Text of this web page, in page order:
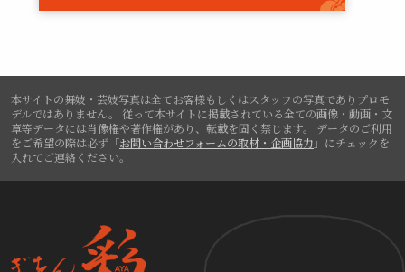
本サイトの舞妓・芸妓写真は全てお客様もしくはスタッフの写真でありプロモ
デルではありません。
従って本サイトに掲載されている全ての画像・動画・文
章等データには肖像権や著作権があり、転載を固く禁じます。
データのご利用
をご希望の際は必ず「お問い合わせフォームの取材・企画協力 」にチェックを
入れてご連絡ください。